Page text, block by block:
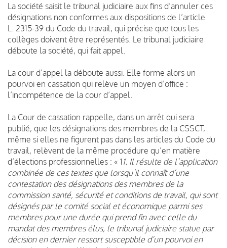
La société saisit le tribunal judiciaire aux fins d’annuler ces
désignations non conformes aux dispositions de l’article
L. 2315-39 du Code du travail, qui précise que tous les
collèges doivent être représentés. Le tribunal judiciaire
déboute la société, qui fait appel.
La cour d’appel la déboute aussi. Elle forme alors un
pourvoi en cassation qui relève un moyen d’office :
l’incompétence de la cour d’appel.
La Cour de cassation rappelle, dans un arrêt qui sera
publié, que les désignations des membres de la CSSCT,
même si elles ne figurent pas dans les articles du Code du
travail, relèvent de la même procédure qu’en matière
d’élections professionnelles : « 11. Il résulte de l’application
combinée de ces textes que lorsqu’il connaît d’une
contestation des désignations des membres de la
commission santé, sécurité et conditions de travail, qui sont
désignés par le comité social et économique parmi ses
membres pour une durée qui prend fin avec celle du
mandat des membres élus, le tribunal judiciaire statue par
décision en dernier ressort susceptible d’un pourvoi en